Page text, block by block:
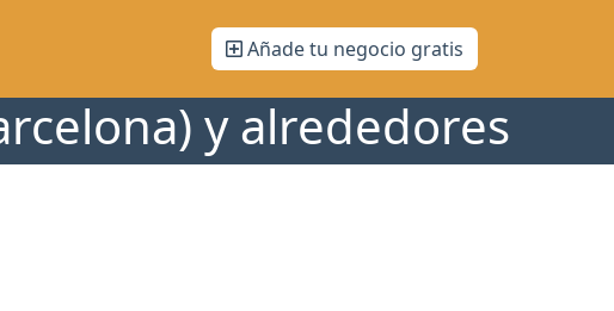
Añade tu negocio gratis
y alrededores